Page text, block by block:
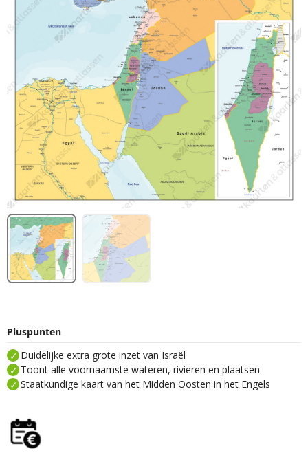
Pluspunten
Duidelijke extra grote inzet van Israël
Toont alle voornaamste wateren, rivieren en plaatsen
Staatkundige kaart van het Midden Oosten in het Engels